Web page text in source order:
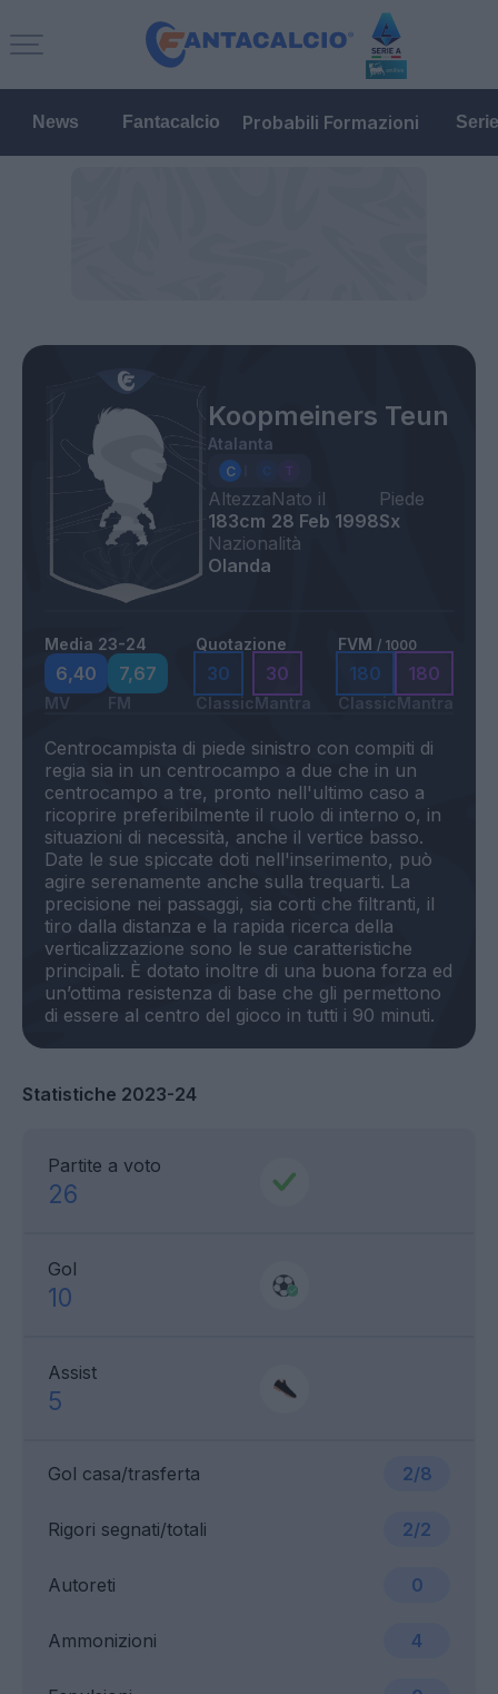
News Fantacalcio Probabili Formazioni
Koopmeiners Teun
Atalanta
Altezza
183cm
Nato il
28 Feb 1998
Piede
Sx
Nazionalità
Olanda
Media 23-24
6,40
MV
7,67
FM
Quotazione
30
Classic
30
Mantra
FVM / 1000
180
Classic
180
Mantra
Centrocampista di piede sinistro con compiti di
regia sia in un centrocampo a due che in un
centrocampo a tre, pronto nell'ultimo caso a
ricoprire preferibilmente il ruolo di interno o, in
situazioni di necessità, anche il vertice basso.
Date le sue spiccate doti nell'inserimento, può
agire serenamente anche sulla trequarti. La
precisione nei passaggi, sia corti che filtranti, il
tiro dalla distanza e la rapida ricerca della
verticalizzazione sono le sue caratteristiche
principali. È dotato inoltre di una buona forza ed
un’ottima resistenza di base che gli permettono
Statistiche 2023-24
Partite a voto
26
Gol
10
Assist
5
Gol casa/trasferta 2/8
Ammonizioni 4
Rigori segnati/totali 2/2
Autoreti 0